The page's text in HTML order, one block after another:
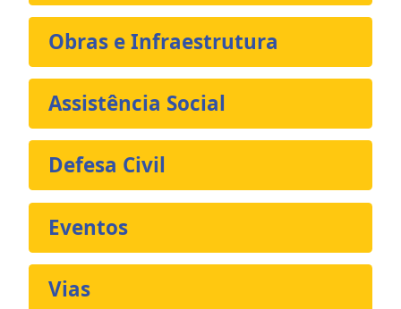
Obras e Infraestrutura
Assistência Social
Defesa Civil
Eventos
Vias